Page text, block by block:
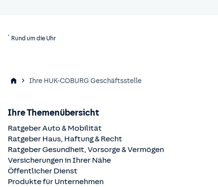
* Rund um die Uhr
Ihre HUK-COBURG Geschäftsstelle
Ihre Themenübersicht
Ratgeber Auto & Mobilität
Ratgeber Haus, Haftung & Recht
Ratgeber Gesundheit, Vorsorge & Vermögen
Versicherungen in Ihrer Nähe
Öffentlicher Dienst
Produkte für Unternehmen